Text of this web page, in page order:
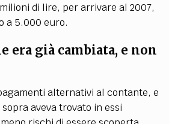
di lire, per arrivare al 2007,
a 5.000 euro.
era già cambiata, e non
alternativi al contante, e
aveva trovato in essi